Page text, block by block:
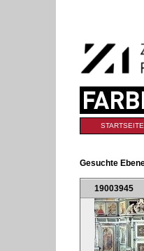
Navigation
Sektionen
STARTSEITE
Gesuchte
19003945